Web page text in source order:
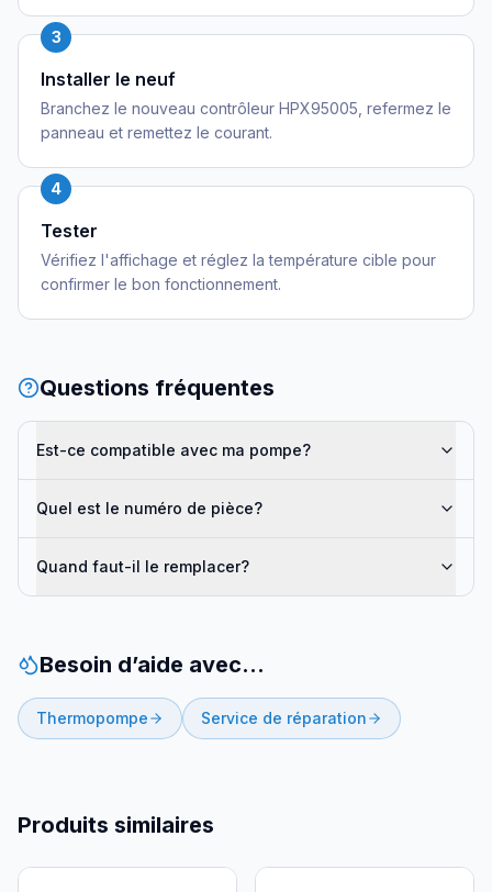
3
Installer le neuf
Branchez le nouveau contrôleur HPX95005, refermez le
panneau et remettez le courant.
4
Tester
Vérifiez l'affichage et réglez la température cible pour
confirmer le bon fonctionnement.
Questions fréquentes
Est-ce compatible avec ma pompe?
Quel est le numéro de pièce?
Quand faut-il le remplacer?
Besoin d’aide avec…
Thermopompe Service de réparation
Produits similaires